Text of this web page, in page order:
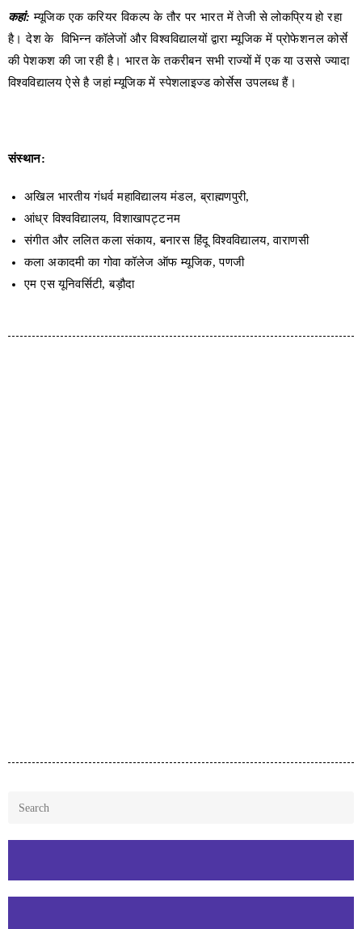
कहां: म्यूजिक एक करियर विकल्प के तौर पर भारत में तेजी से लोकप्रिय हो रहा
है। देश के विभिन्न कॉलेजों और विश्वविद्यालयों द्वारा म्यूजिक में प्रोफेशनल कोर्से
की पेशकश की जा रही है। भारत के तकरीबन सभी राज्यों में एक या उससे ज्यादा
विश्वविद्यालय ऐसे है जहां म्यूजिक में स्पेशलाइज्ड कोर्सेस उपलब्ध हैं।
संस्थान:
अखिल भारतीय गंधर्व महाविद्यालय मंडल, ब्राह्मणपुरी,
आंध्र विश्वविद्यालय, विशाखापट्टनम
संगीत और ललित कला संकाय, बनारस हिंदू विश्वविद्यालय, वाराणसी
कला अकादमी का गोवा कॉलेज ऑफ म्यूजिक, पणजी
एम एस यूनिवर्सिटी, बड़ौदा